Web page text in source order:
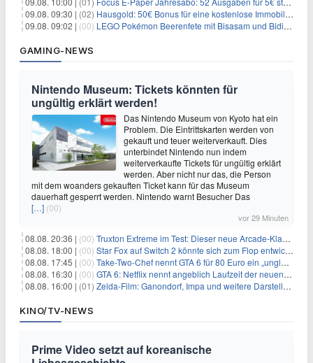
09.08. 09:30 | (02) Hausgold: 50€ Bonus für eine kostenlose Immobilienbewertung
09.08. 09:02 | (00) LEGO Pokémon Beerenfete mit Bisasam und Bidiza für 14,99€
GAMING-NEWS
Nintendo Museum: Tickets könnten für
ungültig erklärt werden!
Das Nintendo Museum von Kyoto hat ein
Problem. Die Eintrittskarten werden von
gekauft und teuer weiterverkauft. Dies
unterbindet Nintendo nun indem
weiterverkaufte Tickets für ungültig erklärt
werden. Aber nicht nur das, die Person
mit dem woanders gekauften Ticket kann für das Museum
dauerhaft gesperrt werden. Nintendo warnt Besucher Das
[…] (00)
vor 29 Minuten
08.08. 20:36 | (00) Truxton Extreme im Test: Dieser neue Arcade-Klassiker verzeiht dir gar nichts
08.08. 18:00 | (00) Star Fox auf Switch 2 könnte sich zum Flop entwickeln
08.08. 17:45 | (00) Take-Two-Chef nennt GTA 6 für 80 Euro ein „unglaubliches Schnäppchen“
08.08. 16:30 | (00) GTA 6: Netflix nennt angeblich Laufzeit der neuen Gameplay-Präsentation
08.08. 16:00 | (01) Zelda-Film: Ganondorf, Impa und weitere Darsteller sollen feststehen
KINO/TV-NEWS
Prime Video setzt auf koreanische